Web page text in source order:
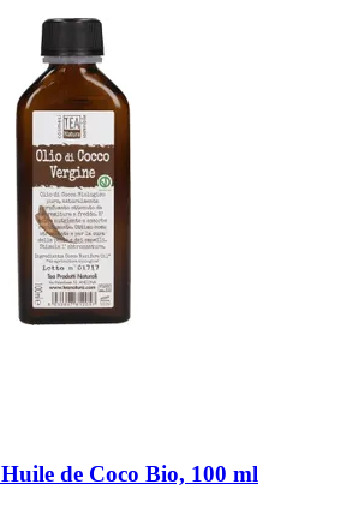
Huile de Coco Bio, 100 ml